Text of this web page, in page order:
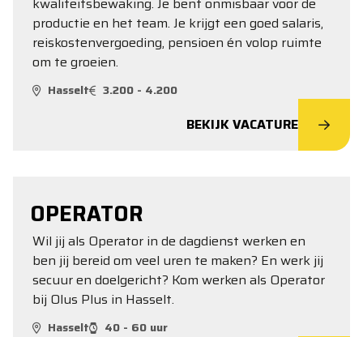
productie en het team. Je krijgt een goed salaris,
reiskostenvergoeding, pensioen én volop ruimte
om te groeien.
Hasselt 3.200 - 4.200
BEKIJK VACATURE
OPERATOR
Wil jij als Operator in de dagdienst werken en
ben jij bereid om veel uren te maken? En werk jij
secuur en doelgericht? Kom werken als Operator
bij Olus Plus in Hasselt.
Hasselt 40 - 60 uur